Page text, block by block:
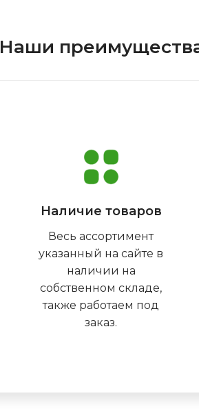
Наши
Наличие товаров
Весь ассортимент
указанный на сайте в
наличии на
собственном складе,
также работаем под
заказ.